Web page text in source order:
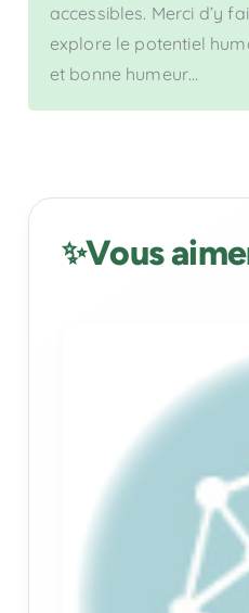
accessibles. Merci d’y
explore le potentiel
et bonne humeur…
Vous